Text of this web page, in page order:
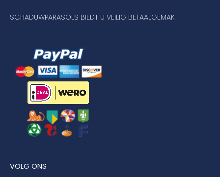
SCHADUWPARASOLS BIEDT U VEILIG BETAALGEMAK
VOLG ONS